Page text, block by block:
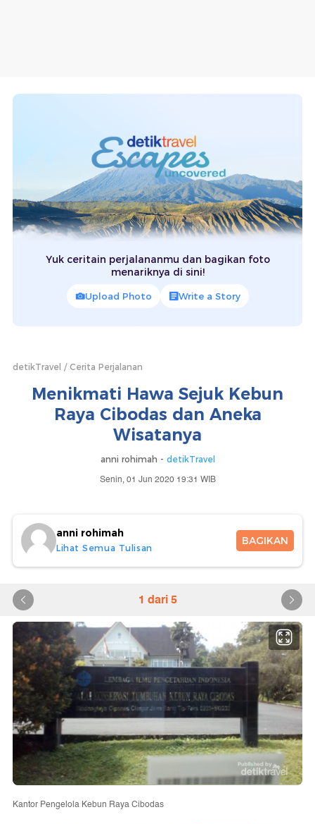
Yuk ceritain perjalananmu dan bagikan foto
menariknya di sini!
Upload Photo Write a Story
detikTravel Cerita Perjalanan
Menikmati Hawa Sejuk Kebun
Raya Cibodas dan Aneka
Wisatanya
anni rohimah - detikTravel
Senin, 01 Jun 2020 19:31 WIB
anni rohimah
Lihat Semua Tulisan
BAGIKAN
1 dari 5
Kantor Pengelola Kebun Raya Cibodas